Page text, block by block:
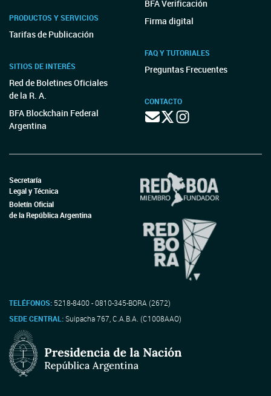
PRODUCTOS Y SERVICIOS
Tarifas de Publicación
SITIOS DE INTERÉS
Red de Boletines Oficiales
de la R. A.
BFA Blockchain Federal
Argentina
BFA Verificación
Firma digital
FAQ Y TUTORIALES
Preguntas Frecuentes
CONTACTO
Secretaría
Legal y Técnica
Boletín Oficial
de la República Argentina
TELÉFONOS: 5218-8400 - 0810-345-BORA (2672)
SEDE CENTRAL:Suipacha 767, C.A.B.A. (C1008AAO)